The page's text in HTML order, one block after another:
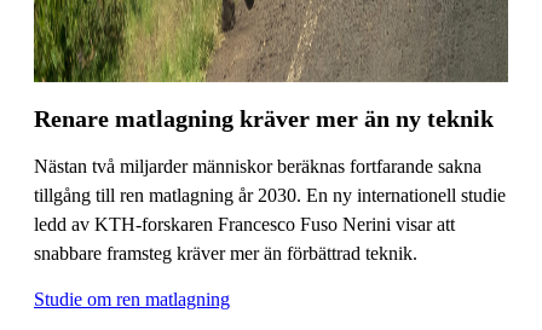
Renare matlagning kräver mer än ny teknik
Nästan två miljarder människor beräknas fortfarande sakna
tillgång till ren matlagning år 2030. En ny internationell studie
ledd av KTH-forskaren Francesco Fuso Nerini visar att
snabbare framsteg kräver mer än förbättrad teknik.
Studie om ren matlagning